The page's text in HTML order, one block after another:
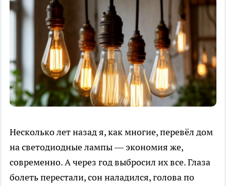
Несколько лет назад я, как многие, перевёл дом
на светодиодные лампы — экономия же,
современно. А через год выбросил их все. Глаза
болеть перестали, сон наладился, голова по